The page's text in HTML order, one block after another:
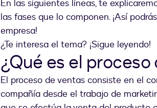
En las siguientes líneas, te
las fases que lo componen. ¡Así
empresa!
¿Te interesa el tema? ¡Sigue leyendo!
¿Qué es el
El proceso de ventas consiste en el
compañía desde el trabajo de